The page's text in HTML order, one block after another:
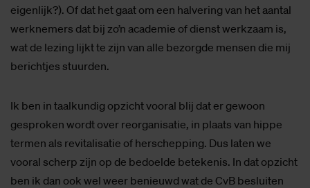
eigenlijk?). Of dat het gaat om een halvering van het aantal
werknemers dat bij zo’n academie of dienst werkzaam is,
wat de lezing lijkt te zijn van alle bezorgde mensen die mij
berichtjes stuurden.
Ik ben in taalkundig opzicht vooral blij dat er gewoon
gesproken wordt over reorganisatie, in plaats van hippe
termen als revitalisatie of herschepping. Dus laten we
vooral scherp zijn op de bedoelde betekenis. In dat opzicht
ben ik dan ook wel weer benieuwd wat de CvB besluiten